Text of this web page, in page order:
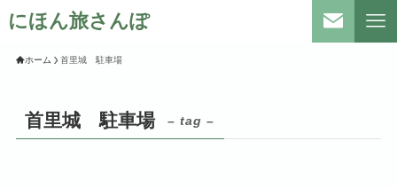
にほん旅さんぽ
ホーム 首里城 駐車場
首里城 駐車場 – tag –